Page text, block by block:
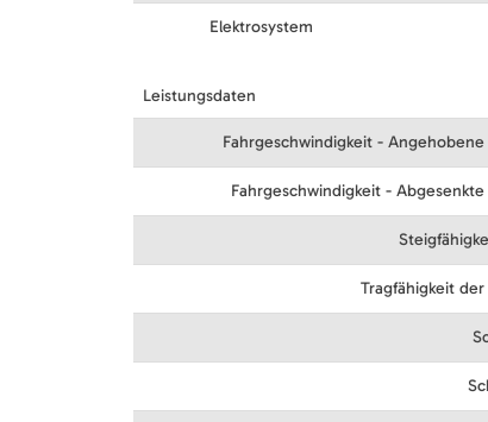
Elektrosystem
Leistungsdaten
Fahrgeschwindigkeit -
Fahrgeschwindigkeit -
Tragfähigkeit